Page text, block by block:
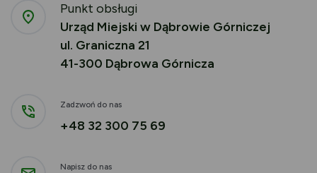
Punkt obsługi
Urząd Miejski w Dąbrowie Górniczej
ul. Graniczna 21
41-300 Dąbrowa Górnicza
Zadzwoń do nas
+48 32 300 75 69
Napisz do nas